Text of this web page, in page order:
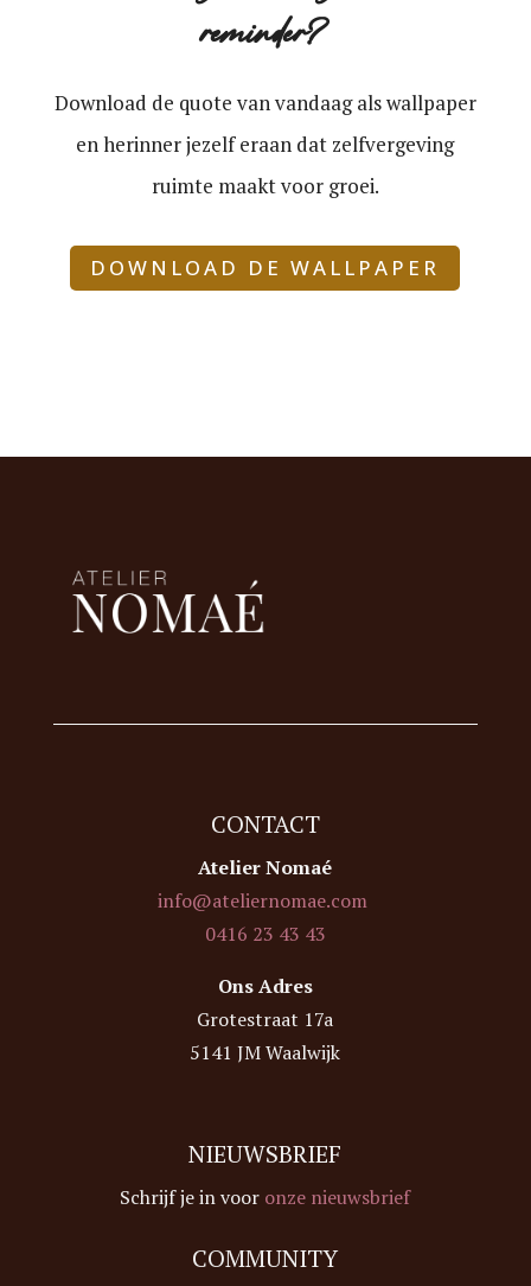
reminder?
Download de quote van vandaag als wallpaper
en herinner jezelf eraan dat zelfvergeving
ruimte maakt voor groei.
DOWNLOAD DE WALLPAPER
CONTACT
Atelier Nomaé
info@ateliernomae.com
0416 23 43 43
Ons Adres
Grotestraat 17a
5141 JM Waalwijk
NIEUWSBRIEF
Schrijf je in voor onze nieuwsbrief
COMMUNITY